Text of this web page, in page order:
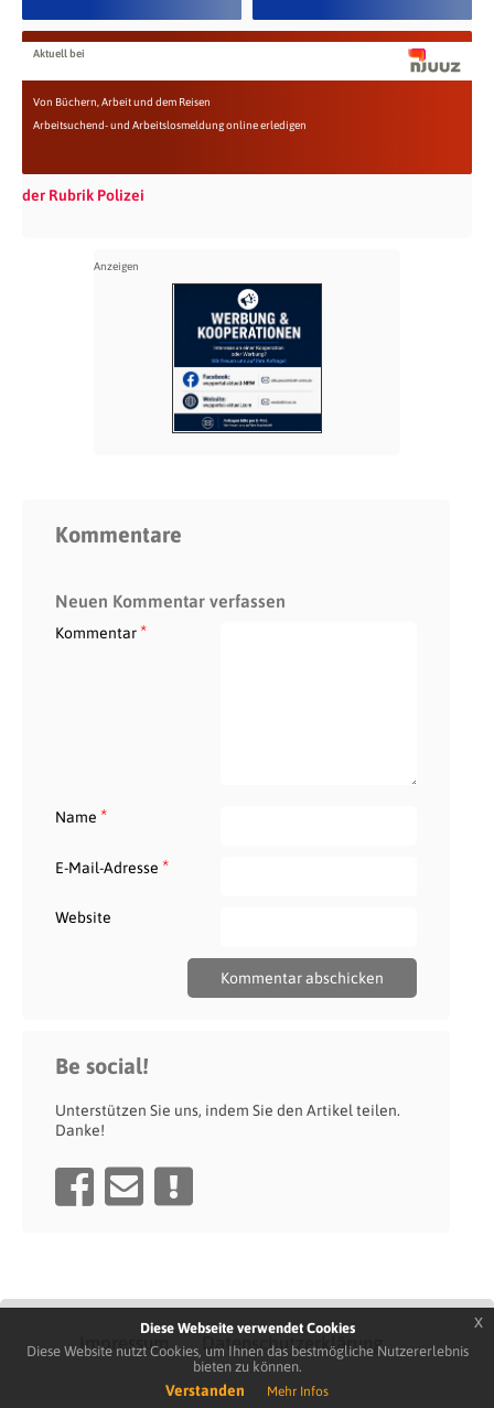
Aktuell bei
Von Büchern, Arbeit und dem Reisen
Arbeitsuchend- und Arbeitslosmeldung online erledigen
der Rubrik Polizei
Kommentare
Neuen Kommentar verfassen
Kommentar*
Name *
E-Mail-Adresse *
Website
Be social!
Unterstützen Sie uns, indem Sie den Artikel teilen.
Danke!
Impressum Datenschutzerklärung
Diese Webseite verwendet Cookies
Diese Website nutzt Cookies, um Ihnen das bestmögliche Nutzererlebnis
bieten zu können.
Verstanden Mehr Infos
x